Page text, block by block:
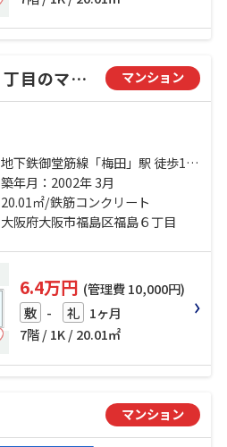
大阪市福島区福島６丁目のマンション マンション
地下鉄御堂筋線「梅田」駅 徒歩10
分 大阪環状線「大阪」駅 徒歩9分
大阪環状線「福島」駅 徒歩4分
築年月：2002年 3月
20.01㎡/鉄筋コンクリート
大阪府大阪市福島区福島６丁目
6.4万円 (管理費 10,000円)
敷 - 礼 1ヶ月
7階 / 1K / 20.01㎡
マンション